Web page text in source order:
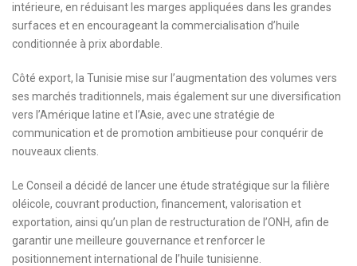
intérieure, en réduisant les marges appliquées dans les grandes
surfaces et en encourageant la commercialisation d’huile
conditionnée à prix abordable.
Côté export, la Tunisie mise sur l’augmentation des volumes vers
ses marchés traditionnels, mais également sur une diversification
vers l’Amérique latine et l’Asie, avec une stratégie de
communication et de promotion ambitieuse pour conquérir de
nouveaux clients.
Le Conseil a décidé de lancer une étude stratégique sur la filière
oléicole, couvrant production, financement, valorisation et
exportation, ainsi qu’un plan de restructuration de l’ONH, afin de
garantir une meilleure gouvernance et renforcer le
positionnement international de l’huile tunisienne.